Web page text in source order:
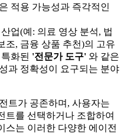
적용 가능성과 즉각적인
업(예: 의료 영상 분석, 법
조, 금융 상품 추천)의 고유
화된 '전문가 도구' 와 같은
과 정확성이 요구되는 분야
트가 공존하며, 사용자는
트를 선택하거나 조합하여
스는 이러한 다양한 에이전